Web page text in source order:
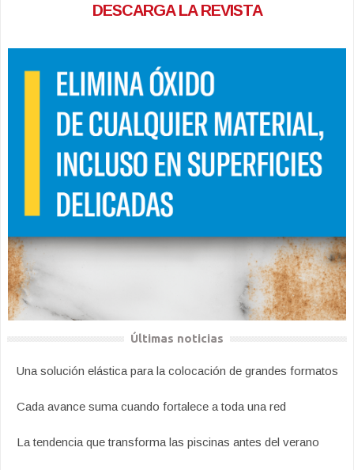
DESCARGA LA REVISTA
Últimas noticias
Una solución elástica para la colocación de grandes formatos
Cada avance suma cuando fortalece a toda una red
La tendencia que transforma las piscinas antes del verano